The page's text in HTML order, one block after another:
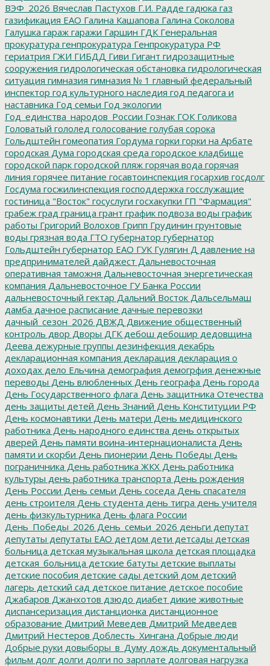
ВЭФ_2026 Вячеслав Пастухов Г.И. Радде гадюка газ
газификация ЕАО Галина Кашапова Галина Соколова
Галушка гараж гаражи Гаршин ГДК Генеральная
прокуратура генпрокуратура Генпрокуратура РФ
гериатрия ГЖИ ГИБДД Гиви Гигант гидрозащитные
сооружения гидрологическая обстановка гидрологическая
ситуация гимназия гимназия № 1 главный федеральный
инспектор год культурного наследия год педагога и
наставника Год семьи Год экологии
Год_единства_народов_России Гознак ГОК Голикова
Головатый гололед голосование голубая сорока
Гольдштейн гомеопатия Гордума горки горки на Арбате
городская Дума городская среда городское кладбище
городской парк городской пляж горячая вода горячая
линия горячее питание госавтоинспекция госархив госдолг
Госдума госжилинспекция господдержка госслужащие
гостиница "Восток" госуслуги госхакупки ГП "Фармация"
грабеж град граница грант график подвоза воды график
работы Григорий Волохов Грипп Грудинин грунтовые
воды грязная вода ГТО губернатор губернатор
Гольдштейн губернатор ЕАО ГУК Гулягин Д давление на
предпринимателей дайджест Дальневосточная
оперативная таможня Дальневосточная энергетическая
компания Дальневосточное ГУ Банка России
дальневосточный гектар Дальний Восток Дальсельмаш
дамба дачное расписание дачные перевозки
дачный_сезон_2026 ДВЖД Движение общественный
контроль двор Дворы ДГК дебош дебошир дедовщина
Деева дежурные группы дезинфекция декабрь
декларационная компания декларация декларация о
доходах дело Ельчина демография демогрфия денежные
переводы День влюбленных День географа День города
День Государственного флага День защитника Отечества
день защиты детей День Знаний День Конституции РФ
День космонавтики День матери День медицинского
работника День народного единства день открытых
дверей День памяти воина-интернационалиста День
памяти и скорби День пионерии День Победы День
пограничника День работника ЖКХ День работника
культуры день работника транспорта День рождения
День России День семьи День соседа День спасателя
день строителя День студента день тигра день учителя
день физкультурника День флага России
День_Победы_2026 День_семьи_2026 деньги депутат
депутаты депутаты ЕАО детдом дети детсады детская
больница детская музыкальная школа детская площадка
детская_больница детские батуты детские выплаты
детские пособия детские сады детский дом детский
лагерь детский сад детское питание детское пособие
Джабаров Джанхотов дзюдо диабет дикие животные
диспансеризация дистанционка дистанционное
образование Дмитрий Меведев Дмитрий Медведев
Дмитрий Нестеров Доблесть_Хингана Добрые люди
Добрые руки довыборы_в_Думу дождь документальный
фильм долг долги долги по зарплате долговая нагрузка